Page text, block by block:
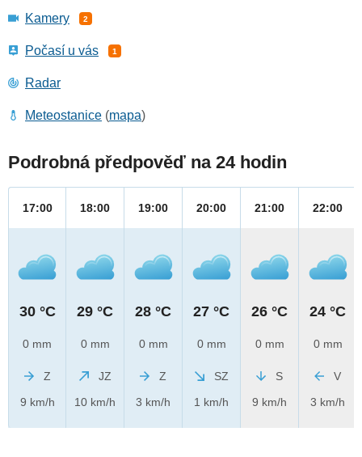
Kamery 2
Počasí u vás 1
Radar
Meteostanice (mapa)
Podrobná předpověď na 24 hodin
17:00
30 °C
0 mm
Z
9 km/h
18:00
29 °C
0 mm
JZ
10 km/h
19:00
28 °C
0 mm
Z
3 km/h
20:00
27 °C
0 mm
SZ
1 km/h
21:00
26 °C
0 mm
S
9 km/h
22:00
24 °C
0 mm
V
3 km/h